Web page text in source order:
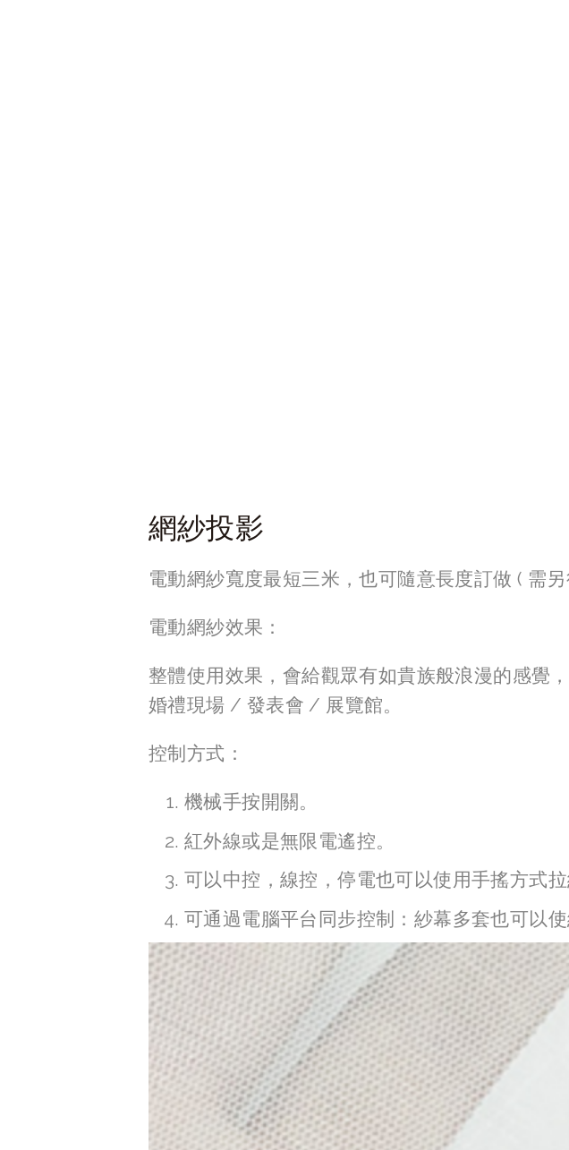
網紗投影
電動網紗寬度最短三米，也可隨意長度訂做 ( 需
電動網紗效果：
整體使用效果，會給觀眾有如貴族般浪漫的感覺
婚禮現場 / 發表會 / 展覽館。
控制方式：
機械手按開關。
紅外線或是無限電遙控。
可以中控，線控，停電也可以使用手搖方式拉
可通過電腦平台同步控制：紗幕多套也可以